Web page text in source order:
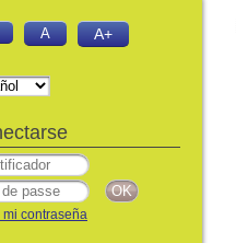
A A+
mi contraseña